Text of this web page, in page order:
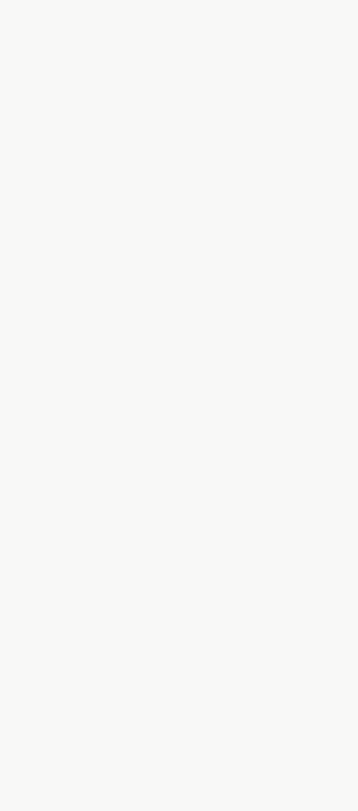
Купаж или арабика: что нужно знать о
Заварить черный кофе, оставить
напиток в чашку и украсить
маршмеллоу. По желанию